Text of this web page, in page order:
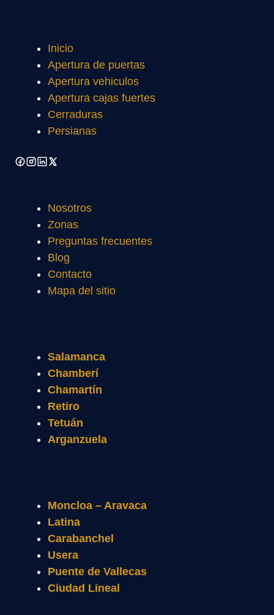
Inicio
Apertura de puertas
Apertura vehiculos
Apertura cajas fuertes
Cerraduras
Persianas
Nosotros
Zonas
Preguntas frecuentes
Blog
Contacto
Mapa del sitio
Salamanca
Chamberí
Chamartín
Retiro
Tetuán
Arganzuela
Moncloa – Aravaca
Latina
Carabanchel
Usera
Puente de Vallecas
Ciudad Lineal